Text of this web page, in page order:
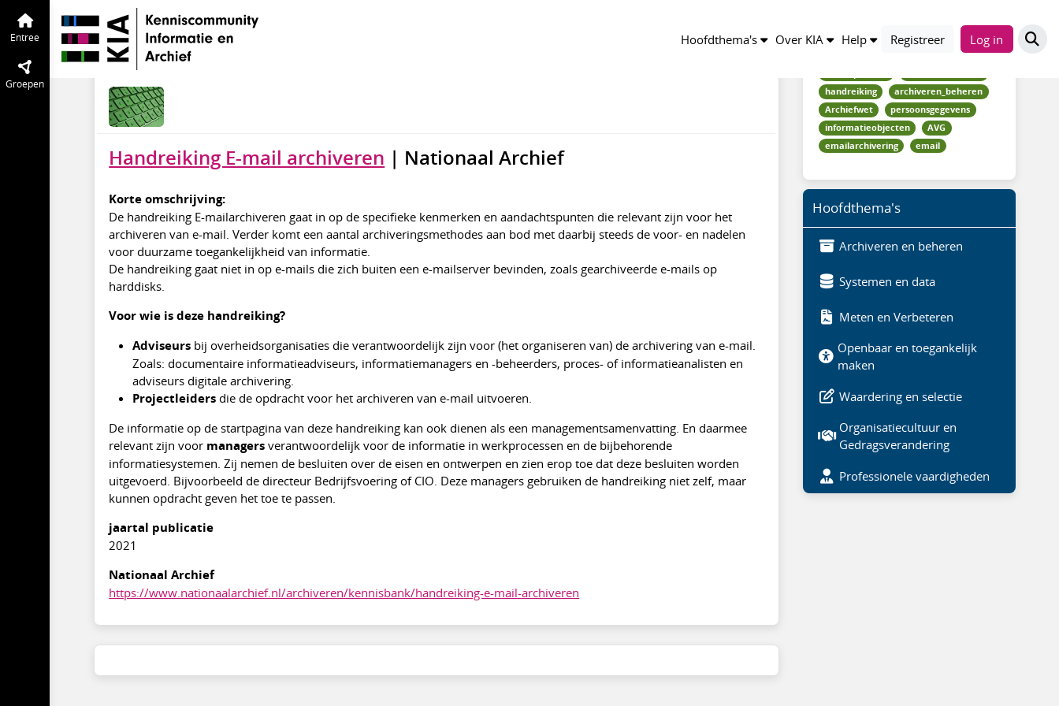
Hoofdthema's Over KIA Help Registreer Log in
Entree
Groepen
KIA Kennisbank Entree
E-mail archiveren | handreiking
nov 2025
Handreiking E-mail archiveren | Nationaal Archief
Korte omschrijving:
De handreiking E-mailarchiveren gaat in op de specifieke kenmerken en aandachtspunten die relevant zijn voor het
archiveren van e-mail. Verder komt een aantal archiveringsmethodes aan bod met daarbij steeds de voor- en nadelen
voor duurzame toegankelijkheid van informatie.
De handreiking gaat niet in op e-mails die zich buiten een e-mailserver bevinden, zoals gearchiveerde e-mails op
harddisks.
Voor wie is deze handreiking?
Adviseurs bij overheidsorganisaties die verantwoordelijk zijn voor (het organiseren van) de archivering van e-mail.
Zoals: documentaire informatieadviseurs, informatiemanagers en -beheerders, proces- of informatieanalisten en
adviseurs digitale archivering.
Projectleiders die de opdracht voor het archiveren van e-mail uitvoeren.
De informatie op de startpagina van deze handreiking kan ook dienen als een managementsamenvatting. En daarmee
relevant zijn voor managers verantwoordelijk voor de informatie in werkprocessen en de bijbehorende
informatiesystemen. Zij nemen de besluiten over de eisen en ontwerpen en zien erop toe dat deze besluiten worden
uitgevoerd. Bijvoorbeeld de directeur Bedrijfsvoering of CIO. Deze managers gebruiken de handreiking niet zelf, maar
kunnen opdracht geven het toe te passen.
jaartal publicatie
2021
Nationaal Archief
https://www.nationaalarchief.nl/archiveren/kennisbank/handreiking-e-mail-archiveren
handreiking
archiveren_beheren
Archiefwet
persoonsgegevens
informatieobjecten
AVG
emailarchivering
email
Hoofdthema's
Archiveren en beheren
Systemen en data
Meten en Verbeteren
Openbaar en toegankelijk
maken
Waardering en selectie
Organisatiecultuur en
Gedragsverandering
Professionele vaardigheden